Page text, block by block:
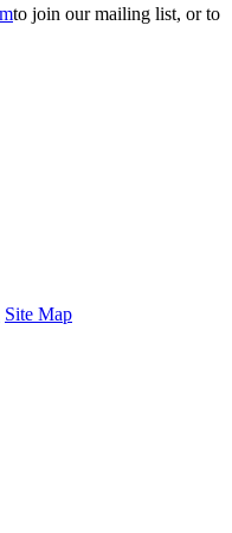
to join our mailing list, or to
Site Map